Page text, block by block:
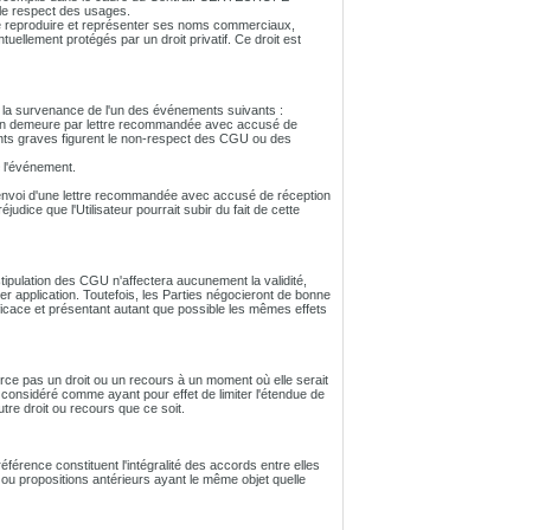
respect des usages.
et représenter ses noms commerciaux,
protégés par un droit privatif. Ce droit est
survenance de l'un des événements suivants :
demeure par lettre recommandée avec accusé de
graves figurent le non-respect des CGU ou des
d'une lettre recommandée avec accusé de réception
que l'Utilisateur pourrait subir du fait de cette
des CGU n'affectera aucunement la validité,
application. Toutefois, les Parties négocieront de bonne
et présentant autant que possible les mêmes effets
pas un droit ou un recours à un moment où elle serait
comme ayant pour effet de limiter l'étendue de
droit ou recours que ce soit.
constituent l'intégralité des accords entre elles
propositions antérieurs ayant le même objet quelle